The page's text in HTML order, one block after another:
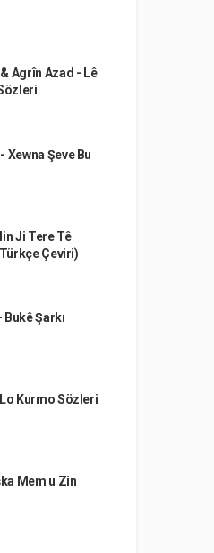
Agrîn Azad - Lê
Xewna Şeve Bu
Ji Tere Tê
Çeviri)
Şarkı
Kurmo Sözleri
Mem u Zin